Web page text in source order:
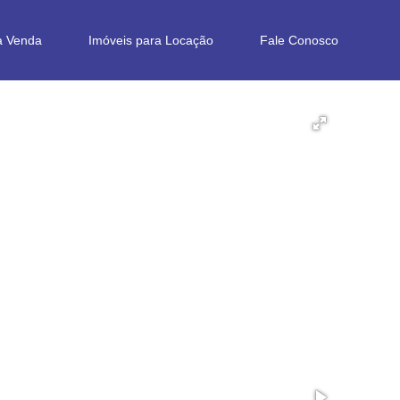
Fale Conosco
Imóveis para Locação
Venda